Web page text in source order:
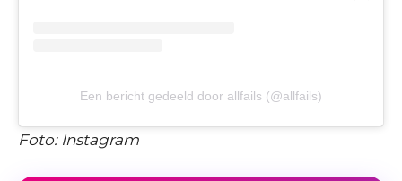
Een bericht gedeeld door allfails (@allfails)
Foto: Instagram